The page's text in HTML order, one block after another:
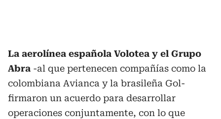
La aerolínea española Volotea y el Grupo
Abra -al que pertenecen compañías como la
colombiana Avianca y la brasileña Gol-
firmaron un acuerdo para desarrollar
operaciones conjuntamente, con lo que